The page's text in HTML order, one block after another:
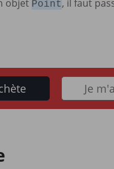
objet Point, il faut
Je